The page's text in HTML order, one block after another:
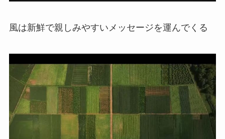
風は新鮮で親しみやすいメッセージを運んでくる